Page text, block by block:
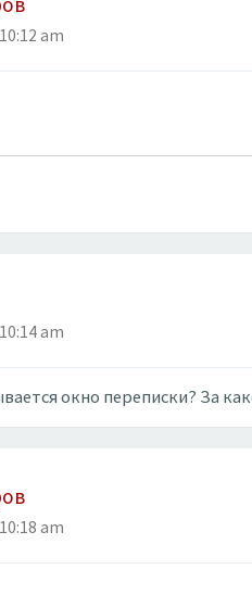
am
am
окно переписки? За
am